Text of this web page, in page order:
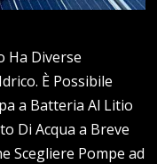
Ha Diverse
È Possibile
a Batteria Al Litio
Di Acqua a Breve
Scegliere Pompe ad